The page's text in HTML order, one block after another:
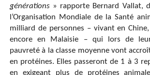
générations » rapporte Bernard Vallat,
l’Organisation Mondiale de la Santé
milliard de personnes – vivant en
encore en Malaisie – qui lors de
pauvreté à la classe moyenne vont
en protéines. Elles passeront de 1 à 3
en exigeant plus de protéines